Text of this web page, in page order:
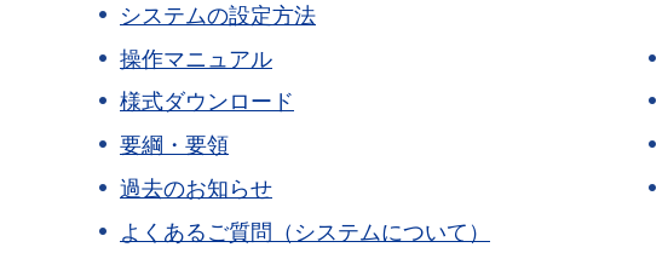
システムの設定方法
操作マニュアル
様式ダウンロード
要綱・要領
過去のお知らせ
よくあるご質問（システムについて）